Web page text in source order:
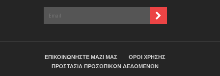
ΕΠΙΚΟΙΝΩΝΗΣΤΕ ΜΑΖΙ ΜΑΣ
ΟΡΟΙ ΧΡΗΣΗΣ
ΠΡΟΣΤΑΣΙΑ ΠΡΟΣΩΠΙΚΩΝ ΔΕΔΟΜΕΝΩΝ